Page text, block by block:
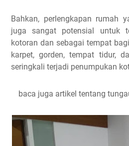
Bahkan, perlengkapan rumah
juga sangat potensial untuk
kotoran dan sebagai tempat
karpet, gorden, tempat tidur,
seringkali terjadi penumpukan
baca juga artikel tentang